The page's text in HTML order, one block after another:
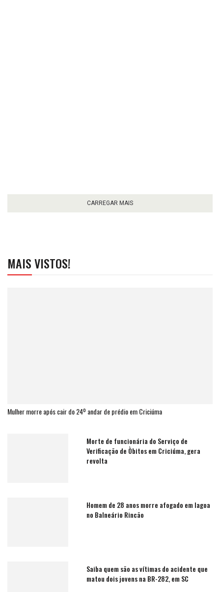
CARREGAR MAIS
MAIS VISTOS!
Mulher morre após cair do 24º andar de prédio em Criciúma
Morte de funcionária do Serviço de
Verificação de Òbitos em Criciúma, gera
revolta
Homem de 28 anos morre afogado em lagoa
no Balneário Rincão
Saiba quem são as vítimas do acidente que
matou dois jovens na BR-282, em SC